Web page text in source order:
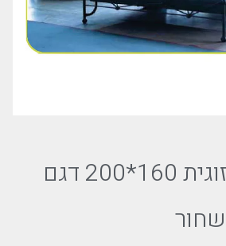
מיטת ברזל זוגית 160*200 דגם